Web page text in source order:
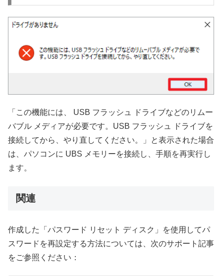
「この機能には、 USB フラッシュ ドライブなどのリムー
バブル メディアが必要です。USB フラッシュ ドライブを
接続してから、やり直してください。」と表示された場合
は、パソコンに UBS メモリーを接続し、手順を再実行し
ます。
関連
作成した「パスワード リセット ディスク」を使用してパ
スワードを再設定する方法については、次のサポート記事
をご参照ください：